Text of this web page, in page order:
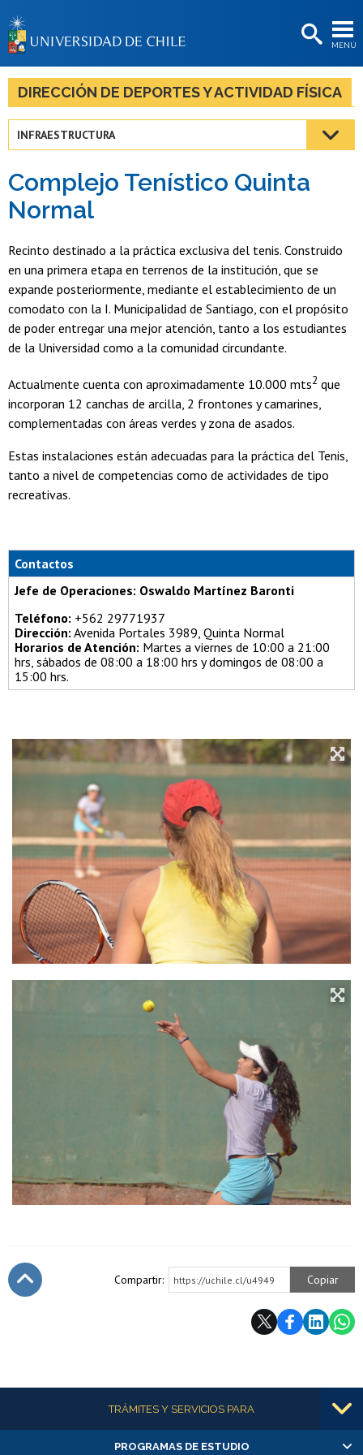
MENÚ
BIBLIOTECAS
LA UNIVERSIDAD
Estudiantes
Académicas/os
Egresadas/os
DIRECCIÓN DE DEPORTES Y ACTIVIDAD FÍSICA
INFRAESTRUCTURA
Complejo Tenístico Quinta
Normal
Recinto destinado a la práctica exclusiva del tenis. Construido
en una primera etapa en terrenos de la institución, que se
expande posteriormente, mediante el establecimiento de un
comodato con la I. Municipalidad de Santiago, con el propósito
de poder entregar una mejor atención, tanto a los estudiantes
de la Universidad como a la comunidad circundante.
Actualmente cuenta con aproximadamente 10.000 mts2 que
incorporan 12 canchas de arcilla, 2 frontones y camarines,
complementadas con áreas verdes y zona de asados.
Estas instalaciones están adecuadas para la práctica del Tenis,
tanto a nivel de competencias como de actividades de tipo
recreativas.
Contactos
Jefe de Operaciones: Oswaldo Martínez Baronti
Teléfono: +562 29771937
Dirección: Avenida Portales 3989, Quinta Normal
Horarios de Atención: Martes a viernes de 10:00 a 21:00
hrs, sábados de 08:00 a 18:00 hrs y domingos de 08:00 a
15:00 hrs.
Compartir: https://uchile.cl/u4949 Copiar
Más informaciónTRÁMITES Y SERVICIOS PARA
Alumnas/os y exalumnas/os
PROGRAMAS DE ESTUDIO